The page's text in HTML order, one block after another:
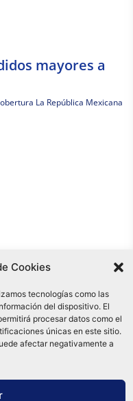
Cookies
tecnologías como las
del dispositivo. El
procesar datos como el
únicas en este sitio.
afectar negativamente a
mayores a
La República Mexicana
SSL y operada bajo las